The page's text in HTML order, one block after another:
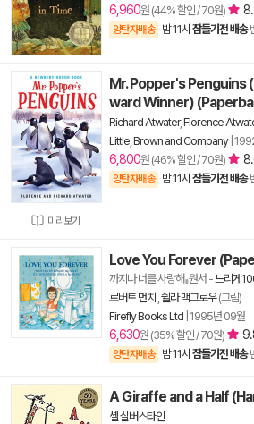
6,960원 (44% 할인 / 70원)
양탄자배송 밤 11시 잠들기전 배송
미리보기
Mr. Popper's Penguins
ward Winner)
Richard Atwater,Florence
Little, Brown and Company|
6,800원 (46% 할인 / 70원)
양탄자배송 밤 11시 잠들기전 배송
Love You Forever
까지나 너를 사랑해』원서 -느리게
로버트 먼치 쉴라 맥그로우(그림)
Firefly Books Ltd 1995년 09월
6,630원 (35% 할인 / 70원)
양탄자배송 밤 11시 잠들기전 배송
A Giraffe and a Half
셸 실버스타인